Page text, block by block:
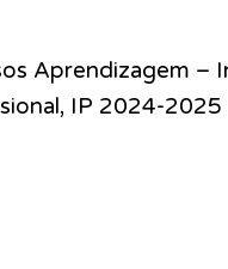
Aprendizagem –
IP 2024-2025